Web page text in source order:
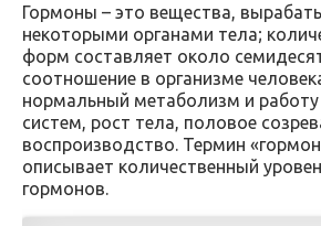
Гормоны – это вещества,
некоторыми органами тела;
форм составляет около
соотношение в организме
нормальный метаболизм и работу
систем, рост тела, половое
воспроизводство. Термин
описывает количественный
гормонов.